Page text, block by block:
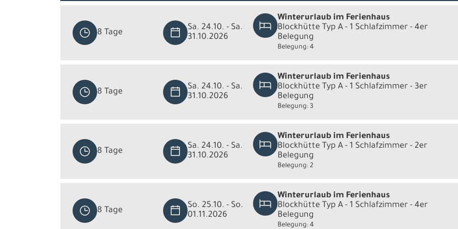
8 Tage
Sa. 24.10. - Sa.
31.10.2026
Winterurlaub im Ferienhaus
Blockhütte Typ A - 1 Schlafzimmer - 4er
Belegung
Belegung: 4
8 Tage
Sa. 24.10. - Sa.
31.10.2026
Winterurlaub im Ferienhaus
Blockhütte Typ A - 1 Schlafzimmer - 3er
Belegung
Belegung: 3
8 Tage
Sa. 24.10. - Sa.
31.10.2026
Winterurlaub im Ferienhaus
Blockhütte Typ A - 1 Schlafzimmer - 2er
Belegung
Belegung: 2
8 Tage
So. 25.10. - So.
01.11.2026
Winterurlaub im Ferienhaus
Blockhütte Typ A - 1 Schlafzimmer - 4er
Belegung
Belegung: 4